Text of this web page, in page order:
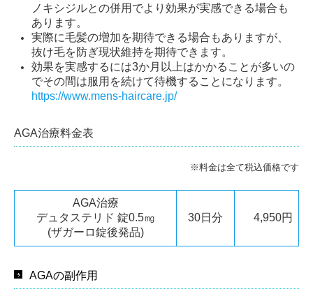
ノキシジルとの併用でより効果が実感できる場合も
あります。
実際に毛髪の増加を期待できる場合もありますが、
抜け毛を防ぎ現状維持を期待できます。
効果を実感するには3か月以上はかかることが多いの
でその間は服用を続けて待機することになります。
https://www.mens-haircare.jp/
AGA治療料金表
※料金は全て税込価格です
AGA治療
デュタステリド 錠0.5㎎
(ザガーロ錠後発品)
30日分 4,950円
AGAの副作用